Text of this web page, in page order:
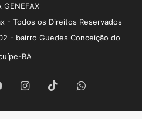
GENEFAX
- Todos os Direitos Reservados
- bairro Guedes Conceição do
BA
YouTubeInstagram
TikTokWhatsApp